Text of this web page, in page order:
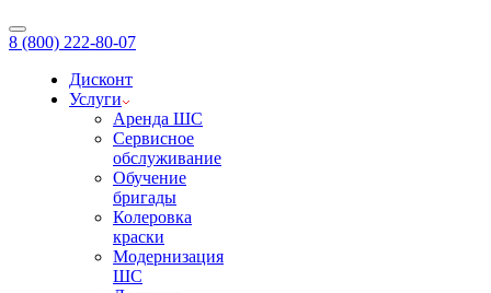
8 (800) 222-80-07
Дисконт
Услуги
Аренда ШС
Сервисное
обслуживание
Обучение
бригады
Колеровка
краски
Модернизация
ШС